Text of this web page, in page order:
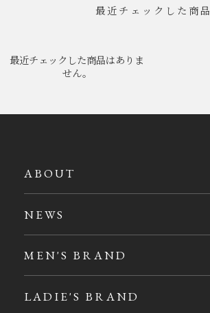
最近チェックした商品
最近チェックした商品はありま
せん。
ABOUT
NEWS
MEN'S BRAND
LADIE'S BRAND